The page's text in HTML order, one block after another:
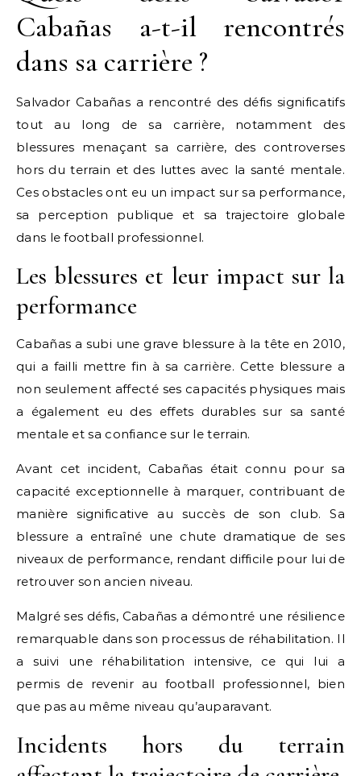
Cabañas a-t-il rencontrés
dans sa carrière ?
Salvador Cabañas a rencontré des défis significatifs
tout au long de sa carrière, notamment des
blessures menaçant sa carrière, des controverses
hors du terrain et des luttes avec la santé mentale.
Ces obstacles ont eu un impact sur sa performance,
sa perception publique et sa trajectoire globale
dans le football professionnel.
Les blessures et leur impact sur la
performance
Cabañas a subi une grave blessure à la tête en 2010,
qui a failli mettre fin à sa carrière. Cette blessure a
non seulement affecté ses capacités physiques mais
a également eu des effets durables sur sa santé
mentale et sa confiance sur le terrain.
Avant cet incident, Cabañas était connu pour sa
capacité exceptionnelle à marquer, contribuant de
manière significative au succès de son club. Sa
blessure a entraîné une chute dramatique de ses
niveaux de performance, rendant difficile pour lui de
retrouver son ancien niveau.
Malgré ses défis, Cabañas a démontré une résilience
remarquable dans son processus de réhabilitation. Il
a suivi une réhabilitation intensive, ce qui lui a
permis de revenir au football professionnel, bien
que pas au même niveau qu’auparavant.
Incidents hors du terrain